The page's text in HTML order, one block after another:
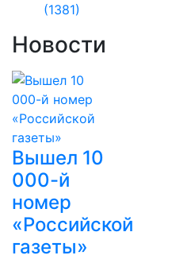
(1381)
Новости
Вышел 10
000-й
номер
«Российской
газеты»